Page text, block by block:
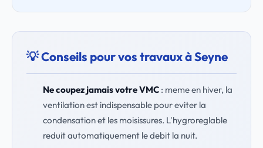
💡 Conseils pour vos travaux à Seyne
Ne coupez jamais votre VMC: meme en hiver, la
ventilation est indispensable pour eviter la
condensation et les moisissures. L'hygroreglable
reduit automatiquement le debit la nuit.